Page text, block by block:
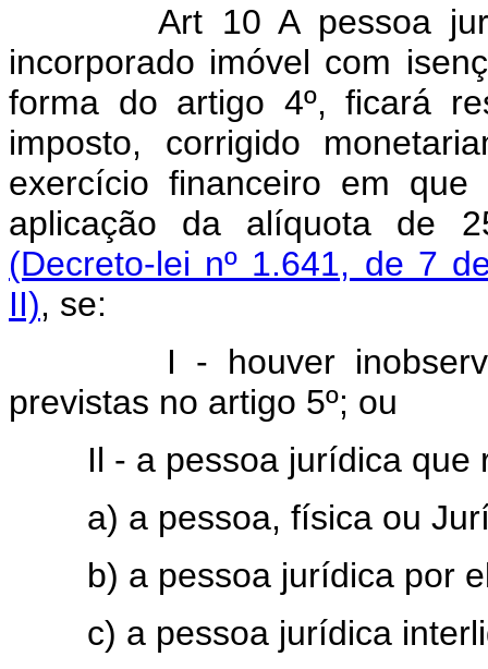
Art 10 A pessoa
incorporado imóvel com
forma do artigo 4º, ficará
imposto, corrigido
exercício financeiro em
aplicação da alíquota de
(Decreto-lei nº 1.641, de 7
II), se:
I - houver
previstas no artigo 5º; ou
Il - a pessoa jurídica que
a) a pessoa, física ou
b) a pessoa jurídica por
c) a pessoa jurídica